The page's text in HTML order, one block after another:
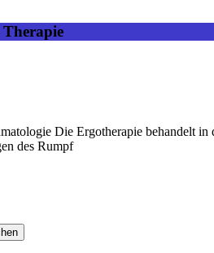
Therapie
Die Ergotherapie behandelt
des Rumpf